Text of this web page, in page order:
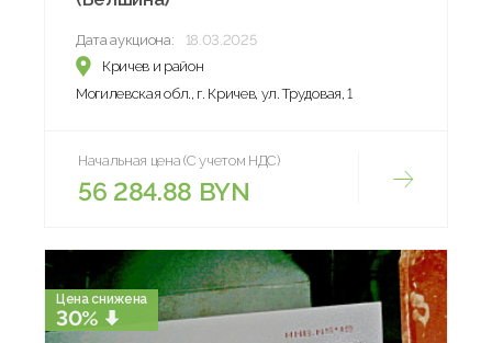
Дата аукциона:
18.03.2025
Кричев и район
Могилевская обл., г. Кричев, ул. Трудовая, 1
Начальная цена (С учетом НДС)
56 284.88 BYN
Цена снижена
30%